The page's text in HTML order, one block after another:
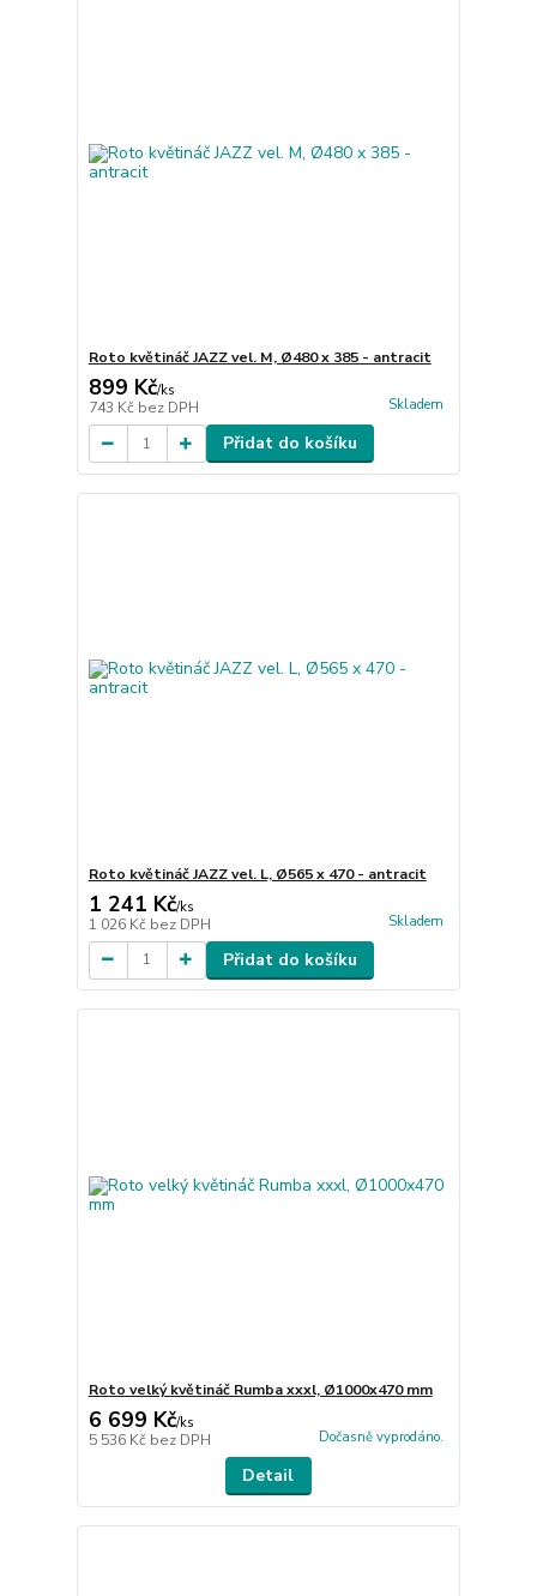
Roto květináč JAZZ vel. M, Ø480 x 385 - antracit
899 Kč/ks
743 Kč bez DPH Skladem
Přidat do košíku
Roto květináč JAZZ vel. L, Ø565 x 470 - antracit
1 241 Kč/ks
1 026 Kč bez DPH Skladem
Přidat do košíku
Roto velký květináč Rumba xxxl, Ø1000x470 mm
6 699 Kč/ks
5 536 Kč bez DPH Dočasně vyprodáno.
Detail